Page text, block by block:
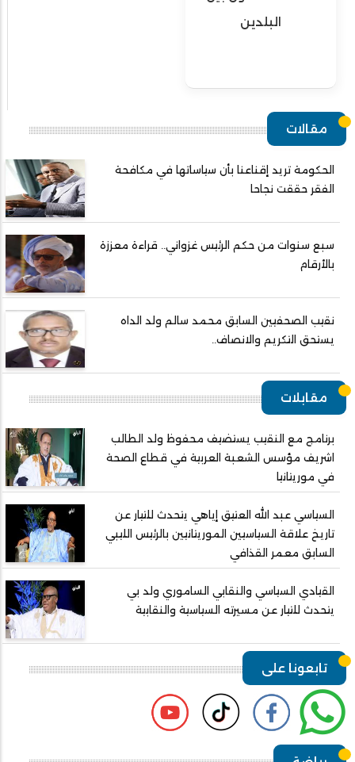
البلدين
مقالات
الحكومة تريد إقناعنا بأن سياساتها في مكافحة
الفقر حققت نجاحا
سبع سنوات من حكم الرئيس غزواني.. قراءة معززة
بالأرقام
نقيب الصحفيين السابق محمد سالم ولد الداه
يستحق التكريم والانصاف..
مقابلات
برنامج مع النقيب يستضيف محفوظ ولد الطالب
اشريف مؤسس الشعبة العربية في قطاع الصحة
في موريتانيا
السياسي عبد الله العتيق إياهي يتحدث للتيار عن
تاريخ علاقة السياسيين الموريتانيين بالرئيس الليبي
السابق معمر القذافي
القيادي السياسي والنقابي الساموري ولد بي
يتحدث للتيار عن مسيرته السياسية والنقابية
تابعونا على